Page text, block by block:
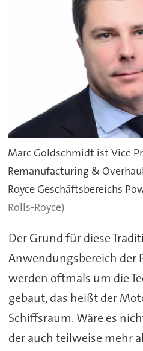
Marc Goldschmidt ist Vice
Remanufacturing &
Royce Geschäftsbereichs
Rolls-Royce)
Der Grund für diese
Anwendungsbereich der
werden oftmals um die
gebaut, das heißt der
Schiffsraum. Wäre es
der auch teilweise mehr